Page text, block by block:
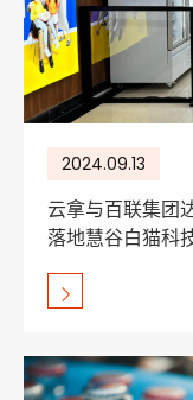
2024.09.13
云拿与百联集团
落地慧谷白猫科